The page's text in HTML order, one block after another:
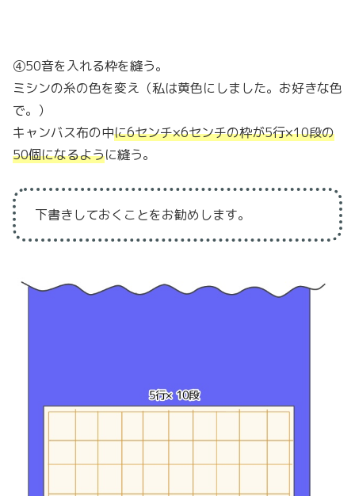
④50音を入れる枠を縫う。
ミシンの糸の色を変え（私は黄色にしました。お好きな色
で。）
キャンバス布の中に6センチ×6センチの枠が5行×10段の
50個になるように縫う。
下書きしておくことをお勧めします。